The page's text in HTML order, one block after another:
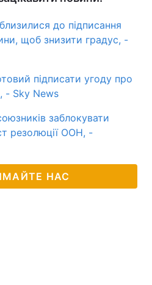
до підписання
щоб знизити градус, -
підписати угоду про
- Sky News
заблокувати
резолюції ООН, -
НАС